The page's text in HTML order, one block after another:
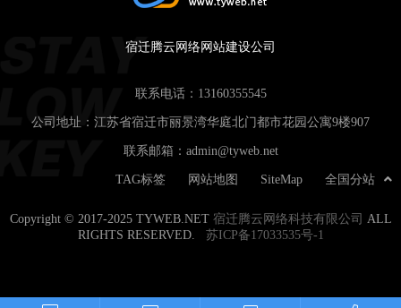
宿迁腾云网络网站建设公司
联系电话： 13160355545
公司地址：江苏省宿迁市丽景湾华庭北门都市花园公寓9楼907
联系邮箱： admin@tyweb.net
全国分站
SiteMap
网站地图
TAG标签
Copyright © 2017-2025 TYWEB.NET 宿迁腾云网络科技有限公司
ALL
RIGHTS RESERVED. 苏ICP备17033535号-1